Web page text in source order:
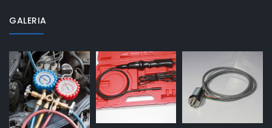
GALERIA